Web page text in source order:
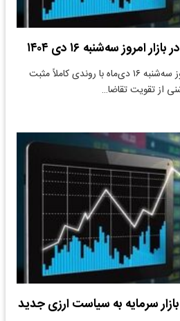
سه‌شنبه ۱۶ دی ۱۴۰۴
دنیای معدن: بورس تهران امروز سه‌شنبه ۱۶ دی‌ماه با روندی کاملاً مثبت
از تقویت تقاضا…
سرمایه به سیاست ارزی جدید